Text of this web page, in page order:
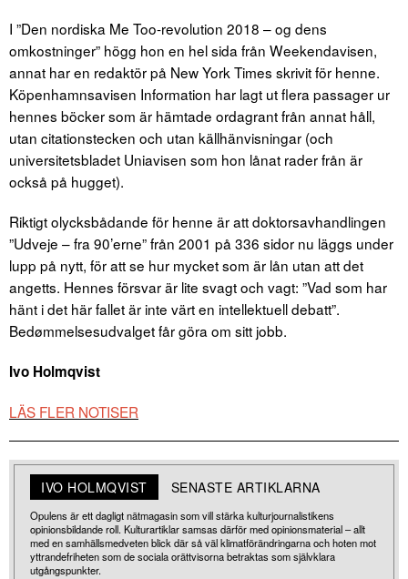
I ”Den nordiska Me Too-revolution 2018 – og dens
omkostninger” högg hon en hel sida från Weekendavisen,
annat har en redaktör på New York Times skrivit för henne.
Köpenhamnsavisen Information har lagt ut flera passager ur
hennes böcker som är hämtade ordagrant från annat håll,
utan citationstecken och utan källhänvisningar (och
universitetsbladet Uniavisen som hon lånat rader från är
också på hugget).
Riktigt olycksbådande för henne är att doktorsavhandlingen
”Udveje – fra 90’erne” från 2001 på 336 sidor nu läggs under
lupp på nytt, för att se hur mycket som är lån utan att det
angetts. Hennes försvar är lite svagt och vagt: ”Vad som har
hänt i det här fallet är inte värt en intellektuell debatt”.
Bedømmelsesudvalget får göra om sitt jobb.
Ivo Holmqvist
LÄS FLER NOTISER
IVO HOLMQVIST SENASTE ARTIKLARNA
Opulens är ett dagligt nätmagasin som vill stärka kulturjournalistikens
opinionsbildande roll. Kulturartiklar samsas därför med opinionsmaterial – allt
med en samhällsmedveten blick där så väl klimatförändringarna och hoten mot
yttrandefriheten som de sociala orättvisorna betraktas som självklara
utgångspunkter.